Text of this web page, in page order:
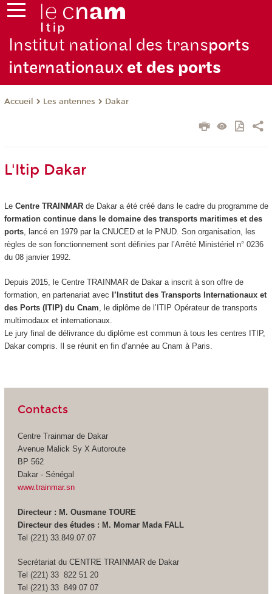
Institut national des transports
internationauxet des ports
Accueil Les antennes Dakar
L'Itip Dakar
Le Centre TRAINMAR de Dakar a été créé dans le cadre du programme de
formation continue dans le domaine des transports maritimes et des
ports, lancé en 1979 par la CNUCED et le PNUD. Son organisation, les
règles de son fonctionnement sont définies par l’Arrêté Ministériel n° 0236
du 08 janvier 1992.
Depuis 2015, le Centre TRAINMAR de Dakar a inscrit à son offre de
formation, en partenariat avec
l’Institut des Transports Internationaux et
des Ports (ITIP) du Cnam , le diplôme de l’ITIP Opérateur de transports
multimodaux et internationaux.
Le jury final de délivrance du diplôme est commun à tous les centres ITIP,
Dakar compris. Il se réunit en fin d’année au Cnam à Paris.
Contacts
Centre Trainmar de Dakar
Avenue Malick Sy X Autoroute
BP 562
Dakar - Sénégal
www.trainmar.sn
Directeur : M. Ousmane TOURE
Directeur des études : M. Momar Mada FALL
Tel (221) 33.849.07.07
Secrétariat du CENTRE TRAINMAR de Dakar
Tel (221) 33 822 51 20
Tel (221) 33 849 07 07